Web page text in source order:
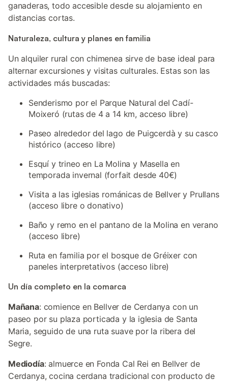
ganaderas, todo accesible desde su alojamiento en
distancias cortas.
Naturaleza, cultura y planes en familia
Un alquiler rural con chimenea sirve de base ideal para
alternar excursiones y visitas culturales. Estas son las
actividades más buscadas:
Senderismo por el Parque Natural del Cadí-
Moixeró (rutas de 4 a 14 km, acceso libre)
Paseo alrededor del lago de Puigcerdà y su casco
histórico (acceso libre)
Esquí y trineo en La Molina y Masella en
temporada invernal (forfait desde 40€)
Visita a las iglesias románicas de Bellver y Prullans
(acceso libre o donativo)
Baño y remo en el pantano de la Molina en verano
(acceso libre)
Ruta en familia por el bosque de Gréixer con
paneles interpretativos (acceso libre)
Un día completo en la comarca
Mañana: comience en Bellver de Cerdanya con un
paseo por su plaza porticada y la iglesia de Santa
Maria, seguido de una ruta suave por la ribera del
Segre.
Mediodía: almuerce en Fonda Cal Rei en Bellver de
Cerdanya, cocina cerdana tradicional con producto de